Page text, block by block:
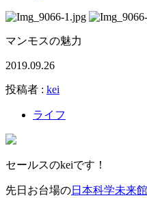
マンモスの魅力
2019.09.26
投稿者 : kei
ライフ
セールスのkeiです！
先日お台場の日本科学未来館